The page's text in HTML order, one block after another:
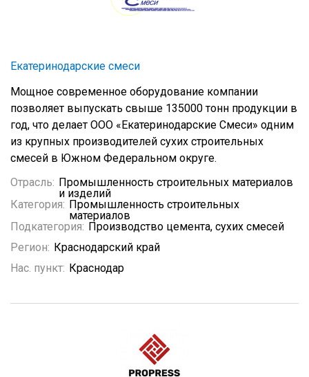
Екатеринодарские смеси
Мощное современное оборудование компании
позволяет выпускать свыше 135000 тонн продукции в
год, что делает ООО «Екатеринодарские Смеси» одним
из крупных производителей сухих строительных
смесей в Южном Федеральном округе.
Отрасль: Промышленность строительных материалов
и изделий
Категория: Промышленность строительных
материалов
Подкатегория: Производство цемента, сухих смесей
Регион: Краснодарский край
Нас. пункт: Краснодар